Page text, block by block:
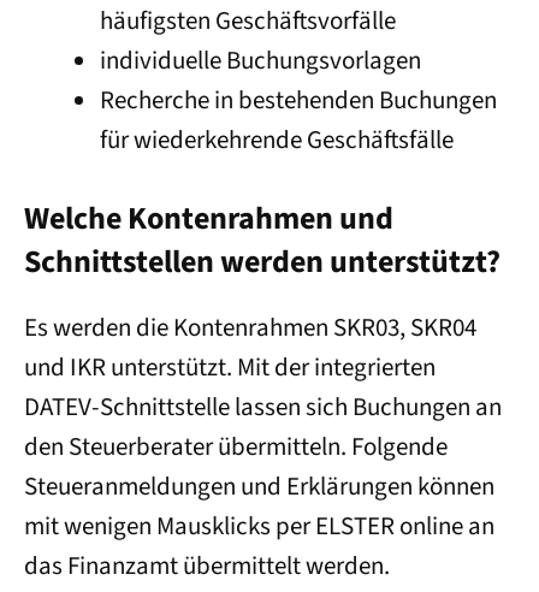
häufigsten Geschäftsvorfälle
individuelle Buchungsvorlagen
Recherche in bestehenden Buchungen
für wiederkehrende Geschäftsfälle
Welche Kontenrahmen und
Schnittstellen werden unterstützt?
Es werden die Kontenrahmen SKR03, SKR04
und IKR unterstützt. Mit der integrierten
DATEV-Schnittstelle lassen sich Buchungen an
den Steuerberater übermitteln. Folgende
Steueranmeldungen und Erklärungen können
mit wenigen Mausklicks per ELSTER online an
das Finanzamt übermittelt werden.